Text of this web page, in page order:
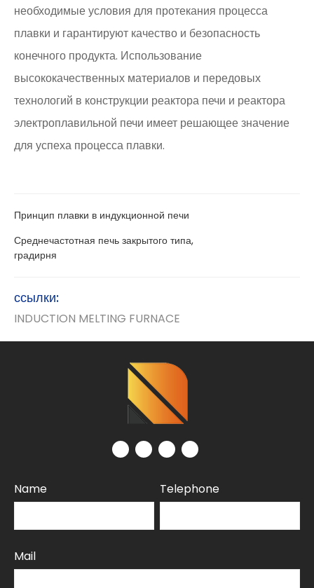
необходимые условия для протекания процесса
плавки и гарантируют качество и безопасность
конечного продукта. Использование
высококачественных материалов и передовых
технологий в конструкции реактора печи и реактора
электроплавильной печи имеет решающее значение
для успеха процесса плавки.
Принцип плавки в индукционной печи
Среднечастотная печь закрытого типа,
градирня
ссылки:
INDUCTION MELTING FURNACE
Name Telephone
Mail